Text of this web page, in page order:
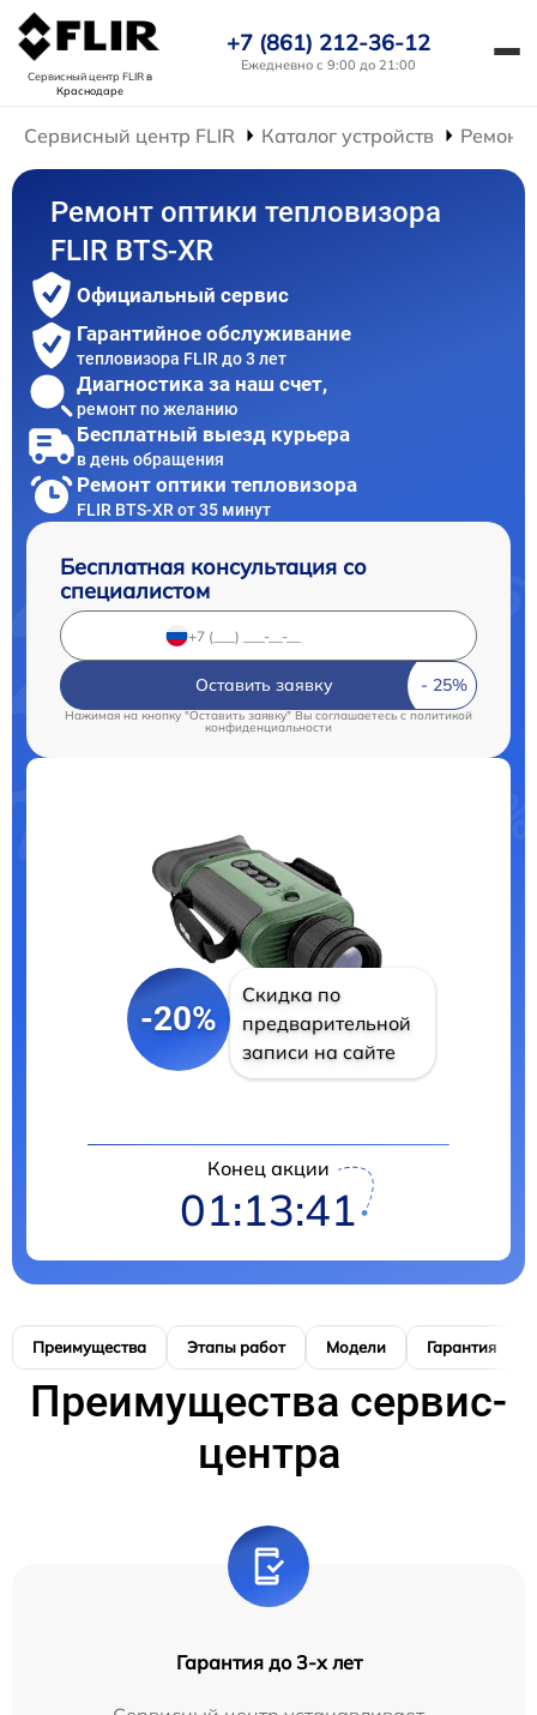
Сервисный центр FLIRв
Краснодаре
+7 (861) 212-36-12
Ежедневно с 9:00 до 21:00
Сервисный центр FLIR Каталог устройств Ремонт
Ремонт оптики тепловизора
FLIR BTS-XR
Официальный сервис
Гарантийное обслуживание
тепловизора FLIR до 3 лет
Диагностика за наш счет,
ремонт по желанию
Бесплатный выезд курьера
в день обращения
Ремонт оптики тепловизора
FLIR BTS-XR от 35 минут
Бесплатная консультация со
специалистом
Оставить заявку
Нажимая на кнопку "Оставить заявку" Вы соглашаетесь c политикой
конфиденциальности
-20%
Скидка по
предварительной
записи на сайте
Конец акции
01:13:40
Преимущества Этапы работ Модели Гарантия
Преимущества сервис-
центра
Гарантия до 3-х лет